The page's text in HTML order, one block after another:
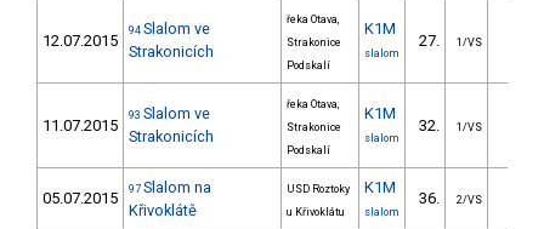
12.07.2015
94 Slalom ve
Strakonicích
řeka Otava,
Strakonice
Podskalí
K1M
slalom
27. 1/VS
11.07.2015
93 Slalom ve
Strakonicích
řeka Otava,
Strakonice
Podskalí
K1M
slalom
32. 1/VS
05.07.2015 97 Slalom na
Křivoklátě
USD Roztoky
u Křivoklátu
K1M
slalom
36. 2/VS